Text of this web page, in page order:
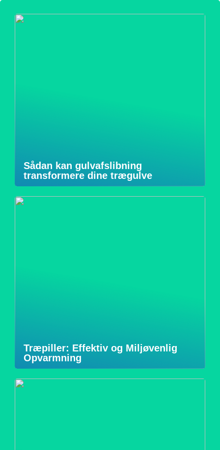
Sådan kan gulvafslibning
transformere dine trægulve
Træpiller: Effektiv og Miljøvenlig
Opvarmning